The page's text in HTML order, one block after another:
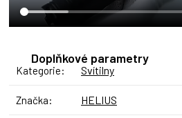
Doplňkové parametry
Kategorie: Svítilny
Značka: HELIUS